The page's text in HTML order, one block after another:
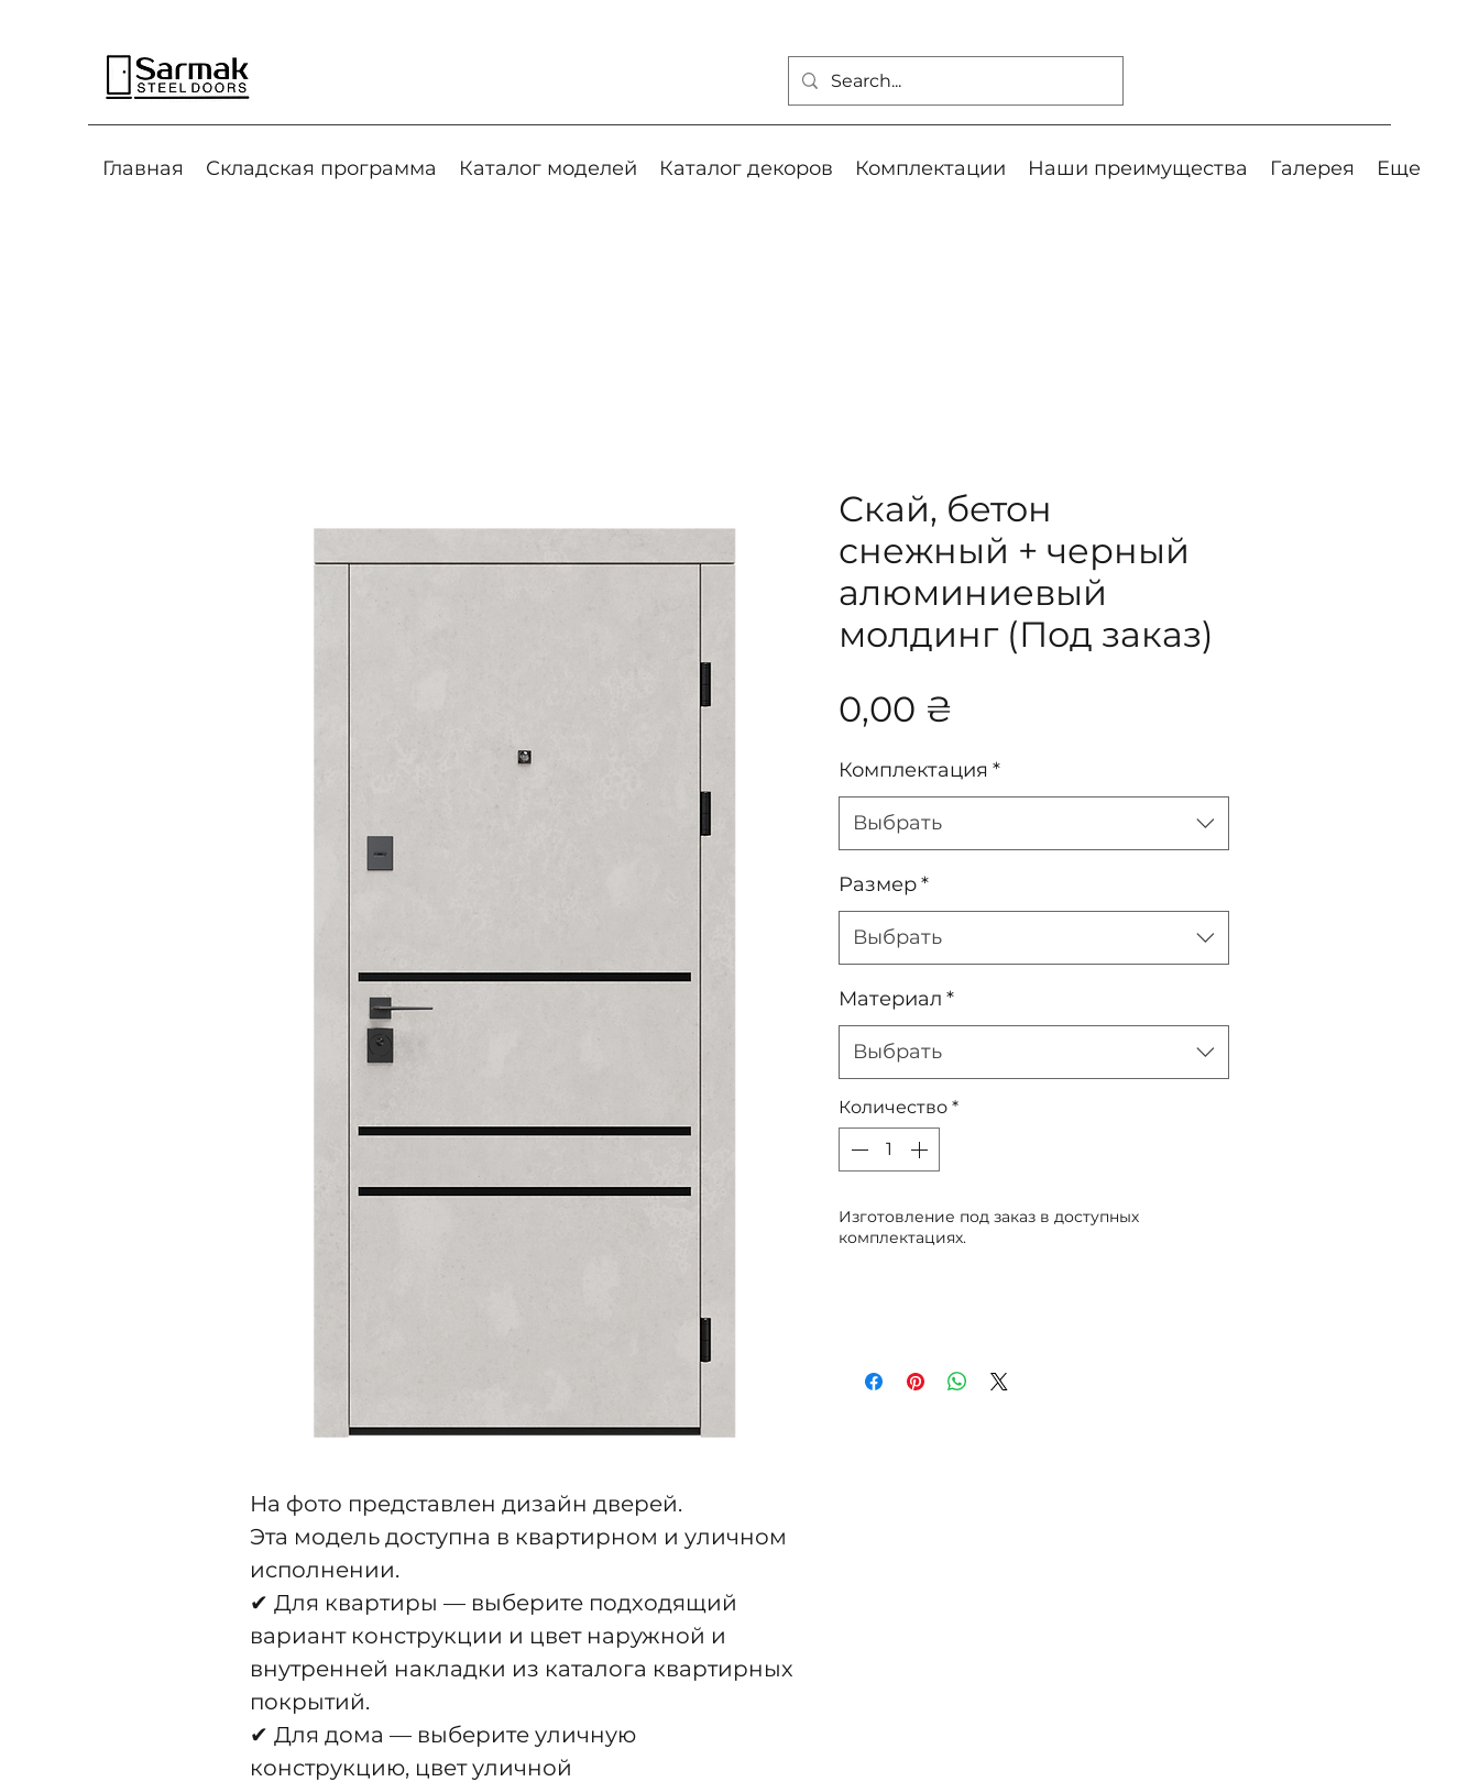
Главная Складская программа Каталог моделей Каталог декоров Комплектации Наши преимущества Галерея Еще
На фото представлен дизайн дверей.
Эта модель доступна в квартирном и уличном
исполнении.
✔ Для квартиры — выберите подходящий
вариант конструкции и цвет наружной и
внутренней накладки из каталога квартирных
покрытий.
✔ Для дома — выберите уличную
конструкцию, цвет уличной
Скай, бетон
снежный + черный
алюминиевый
молдинг (Под заказ)
0,00 ₴
Комплектация *
Выбрать
Размер*
Выбрать
Материал *
Выбрать
Количество *
Изготовление под заказ в доступных
комплектациях.